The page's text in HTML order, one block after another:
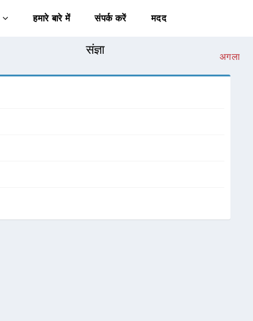
हमारे बारे में संपर्क करें मदद
संज्ञा
अगला